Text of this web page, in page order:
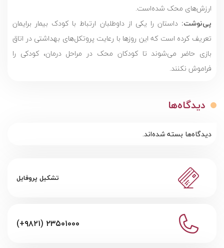
ارزش‌های محک شده‌است.
پی‌نوشت: داستان را یکی از داوطلبان ارتباط با کودک بیمار برایمان
تعریف کرده است که این روزها با رعایت پروتکل‌های بهداشتی در اتاق
بازی حاضر می‌شوند تا کودکان محک در مراحل درمان، کودکی را
فراموش نکنند.
دیدگاه‌ها
دیدگاه‌ها بسته شده‌اند.
تشکیل پروفایل
(+۹۸۲۱) ۲۳۵۰۱۰۰۰